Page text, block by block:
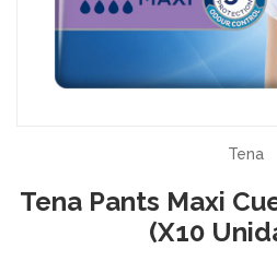
Tena
Tena Pants Maxi
(x10